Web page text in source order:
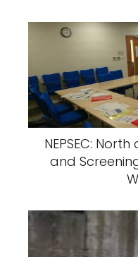
NEPSEC:
and